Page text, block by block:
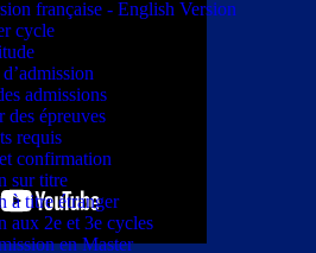
française - English Version
cycle
admissions
des épreuves
requis
confirmation
sur titre
à titre étranger
aux 2e et 3e cycles
en Master